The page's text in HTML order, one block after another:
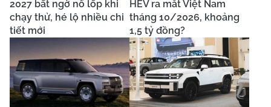
2027 bất ngờ nổ lốp khi
chạy thử, hé lộ nhiều chi
tiết mới
HEV ra mắt Việt Nam
tháng 10/2026, khoảng
1,5 tỷ đồng?